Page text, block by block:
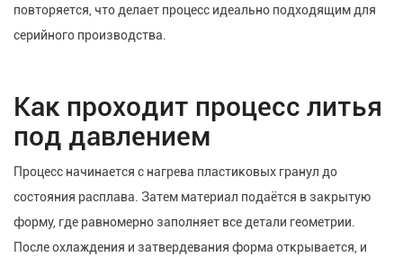
повторяется, что делает процесс идеально подходящим для
серийного производства.
Как проходит процесс литья
под давлением
Процесс начинается с нагрева пластиковых гранул до
состояния расплава. Затем материал подаётся в закрытую
форму, где равномерно заполняет все детали геометрии.
После охлаждения и затвердевания форма открывается, и